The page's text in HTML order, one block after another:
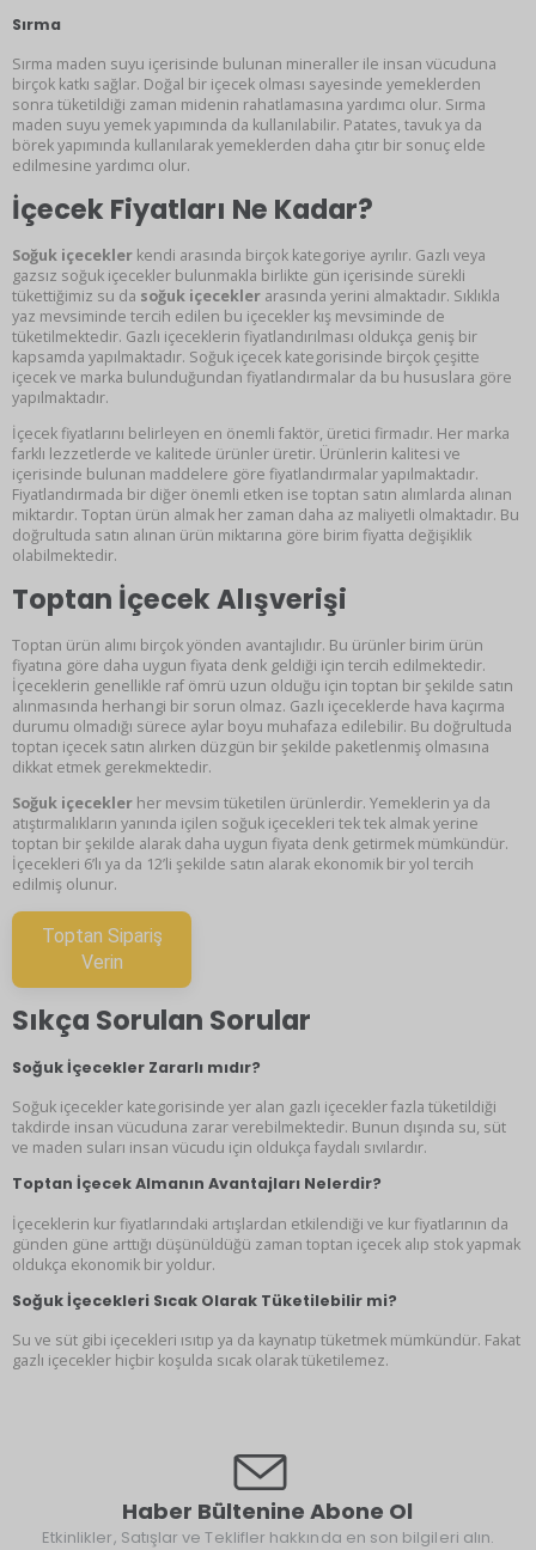
Sırma
Sırma maden suyu içerisinde bulunan mineraller ile insan vücuduna
birçok katkı sağlar. Doğal bir içecek olması sayesinde yemeklerden
sonra tüketildiği zaman midenin rahatlamasına yardımcı olur. Sırma
maden suyu yemek yapımında da kullanılabilir. Patates, tavuk ya da
börek yapımında kullanılarak yemeklerden daha çıtır bir sonuç elde
edilmesine yardımcı olur.
İçecek Fiyatları Ne Kadar?
Soğuk içecekler kendi arasında birçok kategoriye ayrılır. Gazlı veya
gazsız soğuk içecekler bulunmakla birlikte gün içerisinde sürekli
tükettiğimiz su da soğuk içecekler arasında yerini almaktadır. Sıklıkla
yaz mevsiminde tercih edilen bu içecekler kış mevsiminde de
tüketilmektedir. Gazlı içeceklerin fiyatlandırılması oldukça geniş bir
kapsamda yapılmaktadır. Soğuk içecek kategorisinde birçok çeşitte
içecek ve marka bulunduğundan fiyatlandırmalar da bu hususlara göre
yapılmaktadır.
İçecek fiyatlarını belirleyen en önemli faktör, üretici firmadır. Her marka
farklı lezzetlerde ve kalitede ürünler üretir. Ürünlerin kalitesi ve
içerisinde bulunan maddelere göre fiyatlandırmalar yapılmaktadır.
Fiyatlandırmada bir diğer önemli etken ise toptan satın alımlarda alınan
miktardır. Toptan ürün almak her zaman daha az maliyetli olmaktadır. Bu
doğrultuda satın alınan ürün miktarına göre birim fiyatta değişiklik
olabilmektedir.
Toptan İçecek Alışverişi
Toptan ürün alımı birçok yönden avantajlıdır. Bu ürünler birim ürün
fiyatına göre daha uygun fiyata denk geldiği için tercih edilmektedir.
İçeceklerin genellikle raf ömrü uzun olduğu için toptan bir şekilde satın
alınmasında herhangi bir sorun olmaz. Gazlı içeceklerde hava kaçırma
durumu olmadığı sürece aylar boyu muhafaza edilebilir. Bu doğrultuda
toptan içecek satın alırken düzgün bir şekilde paketlenmiş olmasına
dikkat etmek gerekmektedir.
Soğuk içecekler her mevsim tüketilen ürünlerdir. Yemeklerin ya da
atıştırmalıkların yanında içilen soğuk içecekleri tek tek almak yerine
toptan bir şekilde alarak daha uygun fiyata denk getirmek mümkündür.
İçecekleri 6’lı ya da 12’li şekilde satın alarak ekonomik bir yol tercih
edilmiş olunur.
Toptan Sipariş
Verin
Sıkça Sorulan Sorular
Soğuk İçecekler Zararlı mıdır?
Soğuk içecekler kategorisinde yer alan gazlı içecekler fazla tüketildiği
takdirde insan vücuduna zarar verebilmektedir. Bunun dışında su, süt
ve maden suları insan vücudu için oldukça faydalı sıvılardır.
Toptan İçecek Almanın Avantajları Nelerdir?
İçeceklerin kur fiyatlarındaki artışlardan etkilendiği ve kur fiyatlarının da
günden güne arttığı düşünüldüğü zaman toptan içecek alıp stok yapmak
oldukça ekonomik bir yoldur.
Soğuk İçecekleri Sıcak Olarak Tüketilebilir mi?
Su ve süt gibi içecekleri ısıtıp ya da kaynatıp tüketmek mümkündür. Fakat
gazlı içecekler hiçbir koşulda sıcak olarak tüketilemez.
Haber Bültenine Abone Ol
Etkinlikler, Satışlar ve Teklifler hakkında en son bilgileri alın.